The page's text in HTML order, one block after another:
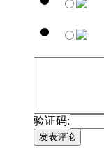
验证码:
发表评论